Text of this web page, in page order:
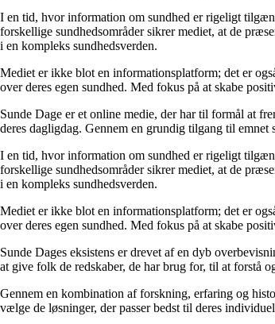
I en tid, hvor information om sundhed er rigeligt
forskellige sundhedsområder sikrer mediet, at de
i en kompleks sundhedsverden.
Mediet er ikke blot en informationsplatform; det er
over deres egen sundhed. Med fokus på at skabe
Sunde Dage er et online medie, der har til formål at
deres dagligdag. Gennem en grundig tilgang til
I en tid, hvor information om sundhed er rigeligt
forskellige sundhedsområder sikrer mediet, at de
i en kompleks sundhedsverden.
Mediet er ikke blot en informationsplatform; det er
over deres egen sundhed. Med fokus på at skabe
Sunde Dages eksistens er drevet af en dyb
at give folk de redskaber, de har brug for, til at forstå
Gennem en kombination af forskning, erfaring og
vælge de løsninger, der passer bedst til deres